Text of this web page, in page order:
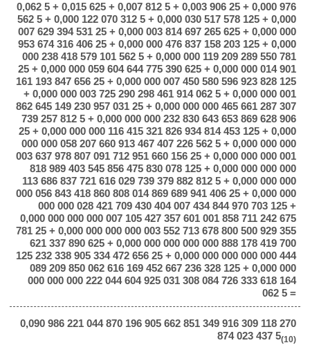
0,062 5 + 0,015 625 + 0,007 812 5 + 0,003 906 25 + 0,000 976
562 5 + 0,000 122 070 312 5 + 0,000 030 517 578 125 + 0,000
007 629 394 531 25 + 0,000 003 814 697 265 625 + 0,000 000
953 674 316 406 25 + 0,000 000 476 837 158 203 125 + 0,000
000 238 418 579 101 562 5 + 0,000 000 119 209 289 550 781
25 + 0,000 000 059 604 644 775 390 625 + 0,000 000 014 901
161 193 847 656 25 + 0,000 000 007 450 580 596 923 828 125
+ 0,000 000 003 725 290 298 461 914 062 5 + 0,000 000 001
862 645 149 230 957 031 25 + 0,000 000 000 465 661 287 307
739 257 812 5 + 0,000 000 000 232 830 643 653 869 628 906
25 + 0,000 000 000 116 415 321 826 934 814 453 125 + 0,000
000 000 058 207 660 913 467 407 226 562 5 + 0,000 000 000
003 637 978 807 091 712 951 660 156 25 + 0,000 000 000 001
818 989 403 545 856 475 830 078 125 + 0,000 000 000 000
113 686 837 721 616 029 739 379 882 812 5 + 0,000 000 000
000 056 843 418 860 808 014 869 689 941 406 25 + 0,000 000
000 000 028 421 709 430 404 007 434 844 970 703 125 +
0,000 000 000 000 007 105 427 357 601 001 858 711 242 675
781 25 + 0,000 000 000 000 003 552 713 678 800 500 929 355
621 337 890 625 + 0,000 000 000 000 000 888 178 419 700
125 232 338 905 334 472 656 25 + 0,000 000 000 000 000 444
089 209 850 062 616 169 452 667 236 328 125 + 0,000 000
000 000 000 222 044 604 925 031 308 084 726 333 618 164
062 5 =
0,090 986 221 044 870 196 905 662 851 349 916 309 118 270
874 023 437 5(10)